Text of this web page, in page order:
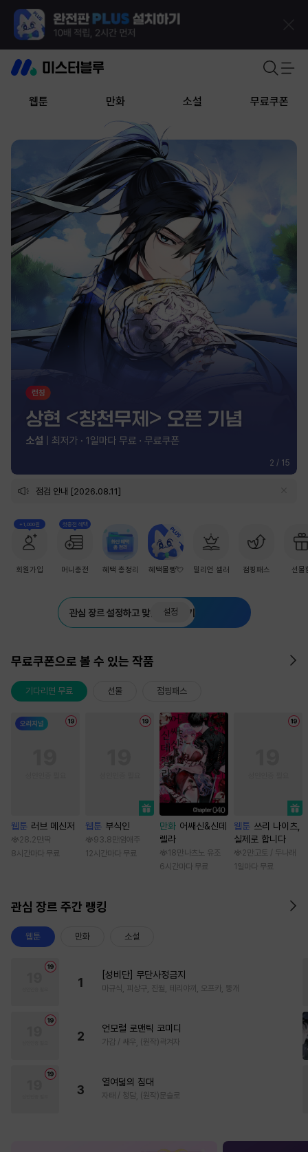
웹툰 만화 소설 무료쿠폰
2 / 15
점검 안내 [2026.08.11]
+1,000원
회원가입
첫충전 혜택
머니충전 혜택 총정리 혜택몰빵💘 밀리언 셀러 점핑패스 선물
관심 장르 설정하고 맞춤 추천 받기
설정
무료쿠폰으로 볼 수 있는 작품
기다리면 무료 선물 점핑패스
웹툰 러브 메신저
28.2만 딱
8시간마다 무료
웹툰 부식인
93.8만 임애주
12시간마다 무료
만화 어쌔신&신데
렐라
18만 나츠노 유조
6시간마다 무료
웹툰 쓰리 나이츠,
실제로 합니다
2만 고토 / 두나래
1일마다 무료
관심 장르 주간 랭킹
웹툰 만화 소설
1
[성비단] 무단사정금지
마규식, 피상구, 진월, 테리야끼, 오프카, 뚱개
2
언모럴 로맨틱 코미디
가감 / 쌔우, (원작)곽겨자
3
열여덟의 침대
자태 / 청담, (원작)문슬로